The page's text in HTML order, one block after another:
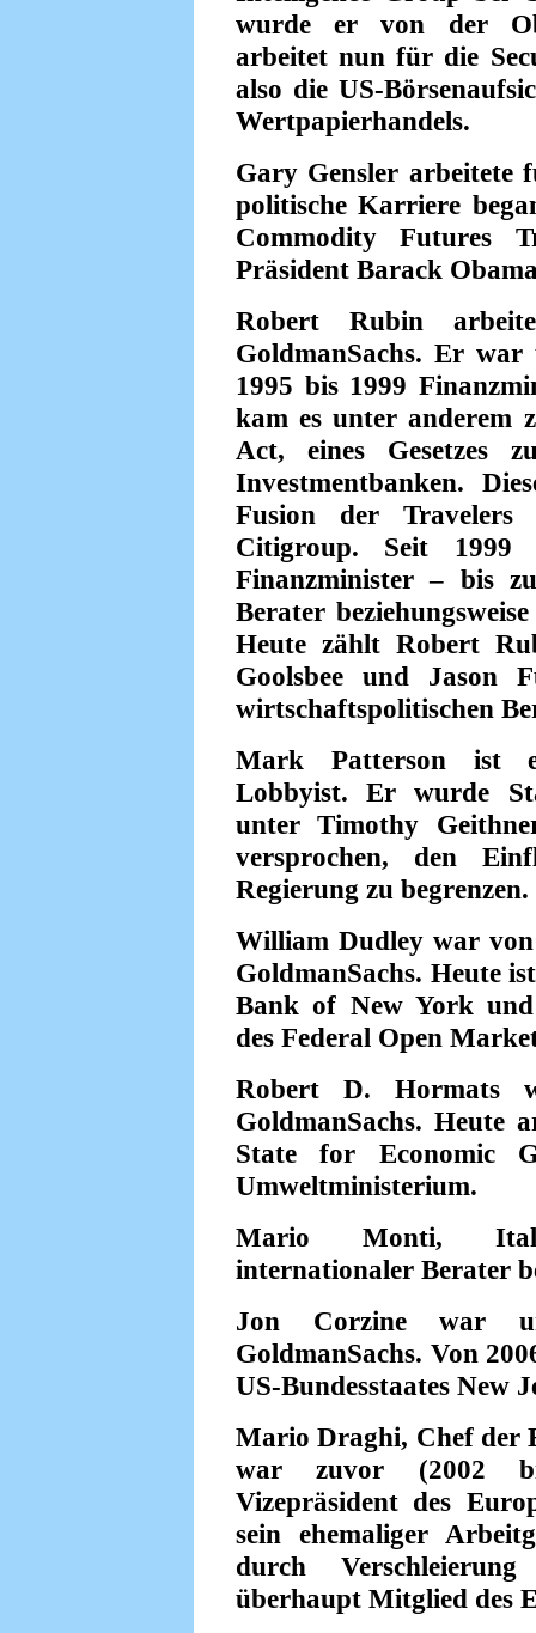
wurde er von der
arbeitet nun für die
also die US-
Wertpapierhandels.
Gary Gensler arbeitete
politische Karriere
Commodity Futures
Präsident Barack
Robert Rubin
GoldmanSachs. Er
1995 bis 1999
kam es unter anderem
Act, eines Gesetzes
Investmentbanken.
Fusion der
Citigroup. Seit
Finanzminister – bis
Berater
Heute zählt Robert
Goolsbee und Jason
wirtschaftspolitischen
Mark Patterson ist
Lobbyist. Er wurde
unter Timothy
versprochen, den
Regierung zu begrenzen.
William Dudley war
GoldmanSachs. Heute
Bank of New York und
des Federal Open
Robert D. Hormats
GoldmanSachs. Heute
State for Economic
Umweltministerium.
Mario Monti,
internationaler Berater
Jon Corzine war
GoldmanSachs. Von
US-Bundesstaates New
Mario Draghi, Chef der
war zuvor (2002
Vizepräsident des
sein ehemaliger
durch
überhaupt Mitglied des